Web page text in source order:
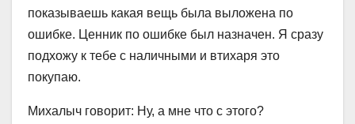
показываешь какая вещь была выложена по
ошибке. Ценник по ошибке был назначен. Я сразу
подхожу к тебе с наличными и втихаря это
покупаю.
Михалыч говорит: Ну, а мне что с этого?